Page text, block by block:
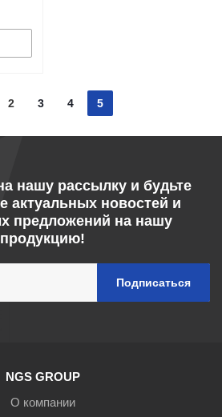
2 3 4 5
нашу рассылку и будьте
актуальных новостей и
предложений на нашу
продукцию!
NGS GROUP
О компании